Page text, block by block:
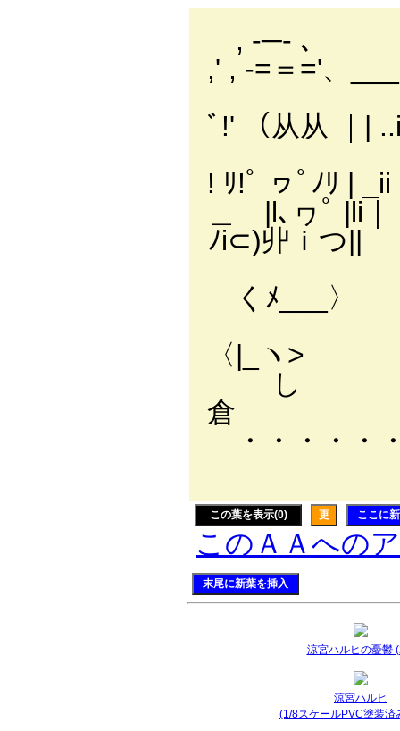
, -─- ､
,' , -=
ﾞ!' （
! ﾘ!ﾟ
＿ |l､ヮﾟ |li｜
ﾉi⊂)丱ｉつ||
くﾒ___〉
〈|_ヽ>
し
倉
・・・・・
この葉を表示(0) 更 ここに
このＡＡへの
末尾に新葉を挿入
涼宮ハルヒの憂鬱
涼宮ハルヒ
(1/8スケールPVC塗装済